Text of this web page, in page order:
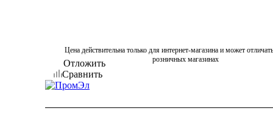
Цена действительна только для интернет-магазина и может
розничных магазинах
Отложить
Сравнить